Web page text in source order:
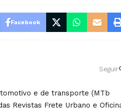
Facebook
Seguir
e de transporte (MTb
Revistas Frete Urbano e